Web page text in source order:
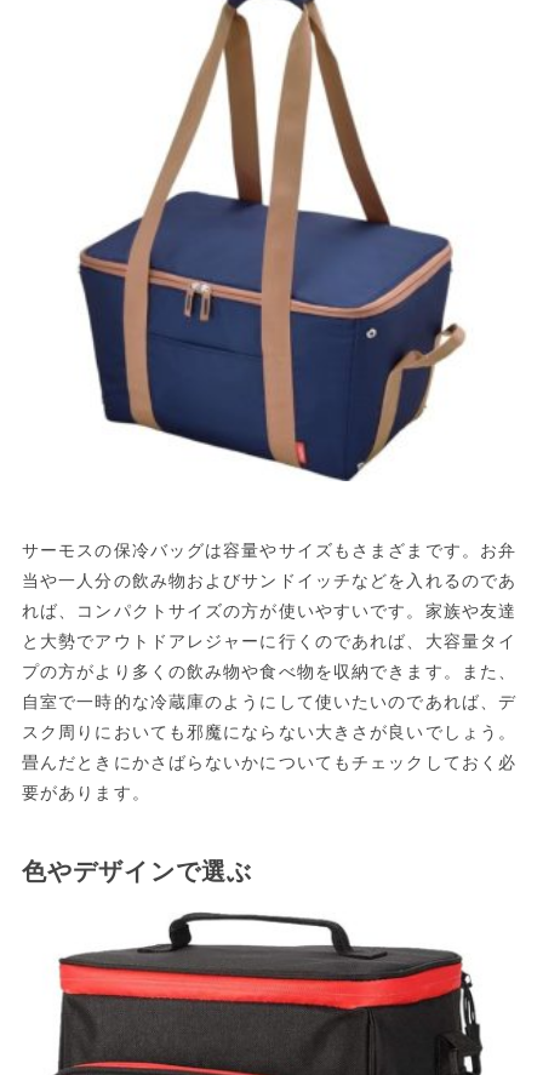
サーモスの保冷バッグは容量やサイズもさまざまです。お弁
当や一人分の飲み物およびサンドイッチなどを入れるのであ
れば、コンパクトサイズの方が使いやすいです。家族や友達
と大勢でアウトドアレジャーに行くのであれば、大容量タイ
プの方がより多くの飲み物や食べ物を収納できます。また、
自室で一時的な冷蔵庫のようにして使いたいのであれば、デ
スク周りにおいても邪魔にならない大きさが良いでしょう。
畳んだときにかさばらないかについてもチェックしておく必
要があります。
色やデザインで選ぶ